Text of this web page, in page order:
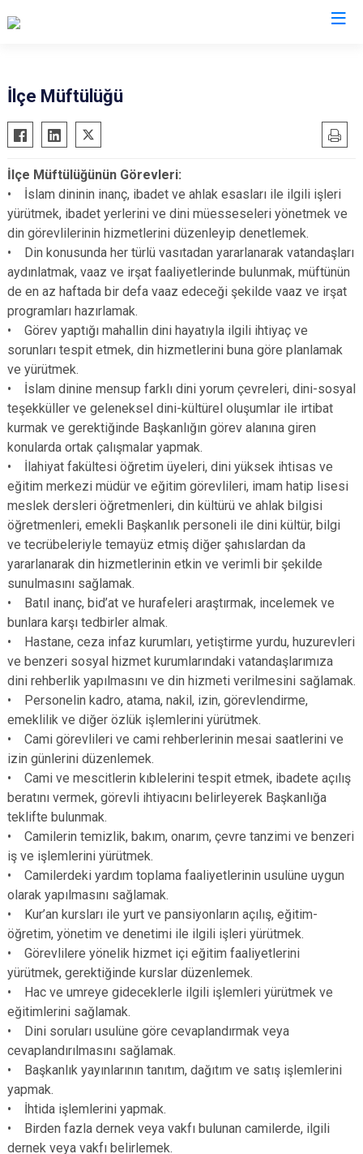
Akkışla
Bünyan
Develi
Felahiye
Hacılar
İncesu
Kocasinan
Melikgazi
Sarız
Talas
Tomarza
Yahyalı
Yeşilhisar
İlçe Müftülüğü
İlçe Müftülüğünün Görevleri:
• İslam dininin inanç, ibadet ve ahlak esasları ile ilgili işleri
yürütmek, ibadet yerlerini ve dini müesseseleri yönetmek ve
din görevlilerinin hizmetlerini düzenleyip denetlemek.
• Din konusunda her türlü vasıtadan yararlanarak vatandaşları
aydınlatmak, vaaz ve irşat faaliyetlerinde bulunmak, müftünün
de en az haftada bir defa vaaz edeceği şekilde vaaz ve irşat
programları hazırlamak.
• Görev yaptığı mahallin dini hayatıyla ilgili ihtiyaç ve
sorunları tespit etmek, din hizmetlerini buna göre planlamak
ve yürütmek.
• İslam dinine mensup farklı dini yorum çevreleri, dini-sosyal
teşekküller ve geleneksel dini-kültürel oluşumlar ile irtibat
kurmak ve gerektiğinde Başkanlığın görev alanına giren
konularda ortak çalışmalar yapmak.
• İlahiyat fakültesi öğretim üyeleri, dini yüksek ihtisas ve
eğitim merkezi müdür ve eğitim görevlileri, imam hatip lisesi
meslek dersleri öğretmenleri, din kültürü ve ahlak bilgisi
öğretmenleri, emekli Başkanlık personeli ile dini kültür, bilgi
ve tecrübeleriyle temayüz etmiş diğer şahıslardan da
yararlanarak din hizmetlerinin etkin ve verimli bir şekilde
sunulmasını sağlamak.
• Batıl inanç, bid’at ve hurafeleri araştırmak, incelemek ve
bunlara karşı tedbirler almak.
• Hastane, ceza infaz kurumları, yetiştirme yurdu, huzurevleri
ve benzeri sosyal hizmet kurumlarındaki vatandaşlarımıza
dini rehberlik yapılmasını ve din hizmeti verilmesini sağlamak.
• Personelin kadro, atama, nakil, izin, görevlendirme,
emeklilik ve diğer özlük işlemlerini yürütmek.
• Cami görevlileri ve cami rehberlerinin mesai saatlerini ve
izin günlerini düzenlemek.
• Cami ve mescitlerin kıblelerini tespit etmek, ibadete açılış
beratını vermek, görevli ihtiyacını belirleyerek Başkanlığa
teklifte bulunmak.
• Camilerin temizlik, bakım, onarım, çevre tanzimi ve benzeri
iş ve işlemlerini yürütmek.
• Camilerdeki yardım toplama faaliyetlerinin usulüne uygun
olarak yapılmasını sağlamak.
• Kur’an kursları ile yurt ve pansiyonların açılış, eğitim-
öğretim, yönetim ve denetimi ile ilgili işleri yürütmek.
• Görevlilere yönelik hizmet içi eğitim faaliyetlerini
yürütmek, gerektiğinde kurslar düzenlemek.
• Hac ve umreye gideceklerle ilgili işlemleri yürütmek ve
eğitimlerini sağlamak.
• Dini soruları usulüne göre cevaplandırmak veya
cevaplandırılmasını sağlamak.
• Başkanlık yayınlarının tanıtım, dağıtım ve satış işlemlerini
yapmak.
• İhtida işlemlerini yapmak.
• Birden fazla dernek veya vakfı bulunan camilerde, ilgili
dernek veya vakfı belirlemek.